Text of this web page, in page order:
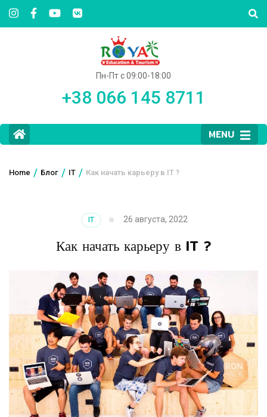
Пн-Пт с 09:00-18:00
+38 066 145 8711
MENU
Home / Блог / IT / Как начать карьеру в IT ?
IT 26 августа, 2022
Как начать карьеру в IT ?